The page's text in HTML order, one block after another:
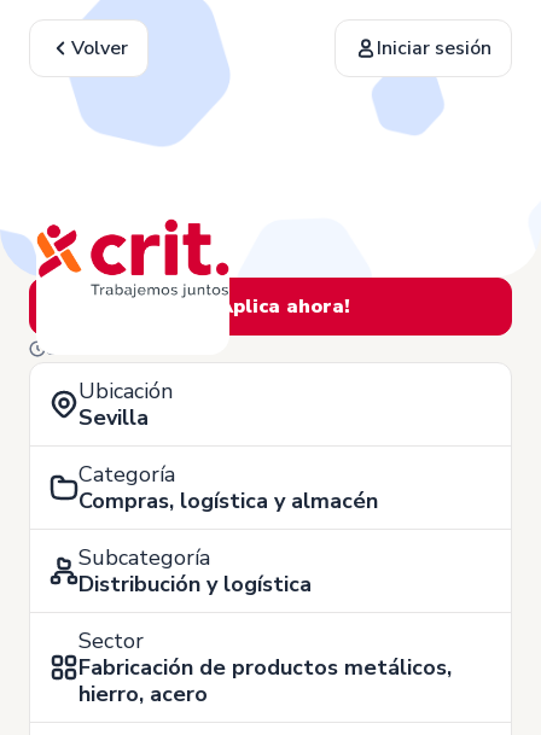
Volver Iniciar sesión
¡Aplica ahora!
8 de Julio
Ubicación
Sevilla
Categoría
Compras, logística y almacén
Subcategoría
Distribución y logística
Sector
Fabricación de productos metálicos,
hierro, acero